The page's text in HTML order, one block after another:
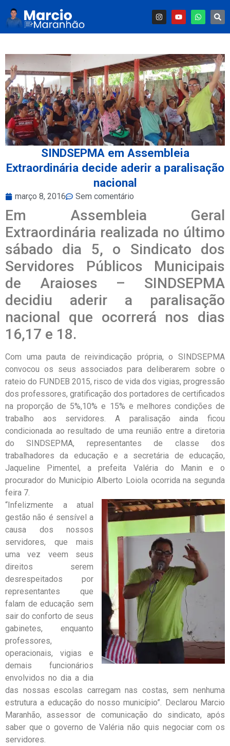
SINDSEPMA em Assembleia
Extraordinária decide aderir a paralisação
nacional
março 8, 2016 Sem comentário
Em Assembleia Geral
Extraordinária realizada no último
sábado dia 5, o Sindicato dos
Servidores Públicos Municipais
de Araioses – SINDSEPMA
decidiu aderir a paralisação
nacional que ocorrerá nos dias
16,17 e 18.
Com uma pauta de reivindicação própria, o SINDSEPMA
convocou os seus associados para deliberarem sobre o
rateio do FUNDEB 2015, risco de vida dos vigias, progressão
dos professores, gratificação dos portadores de certificados
na proporção de 5%,10% e 15% e melhores condições de
trabalho aos servidores. A paralisação ainda ficou
condicionada ao resultado de uma reunião entre a diretoria
do SINDSEPMA, representantes de classe dos
trabalhadores da educação e a secretária de educação,
Jaqueline Pimentel, a prefeita Valéria do Manin e o
procurador do Município Alberto Loiola ocorrida na segunda
feira 7.
“Infelizmente a atual
gestão não é sensível a
causa dos nossos
servidores, que mais
uma vez veem seus
direitos serem
desrespeitados por
representantes que
falam de educação sem
sair do conforto de seus
gabinetes, enquanto
professores,
operacionais, vigias e
demais funcionários
envolvidos no dia a dia
das nossas escolas carregam nas costas, sem nenhuma
estrutura a educação do nosso município”. Declarou Marcio
Maranhão, assessor de comunicação do sindicato, após
saber que o governo de Valéria não quis negociar com os
servidores.